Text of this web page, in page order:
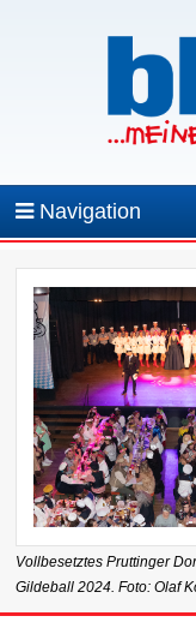
Navigation
Vollbesetztes Pruttinger
Gildeball 2024. Foto: Olaf